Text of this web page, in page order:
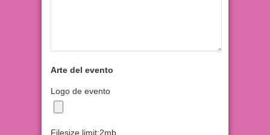
Arte del evento
Logo de evento
Filesize limit:2mb